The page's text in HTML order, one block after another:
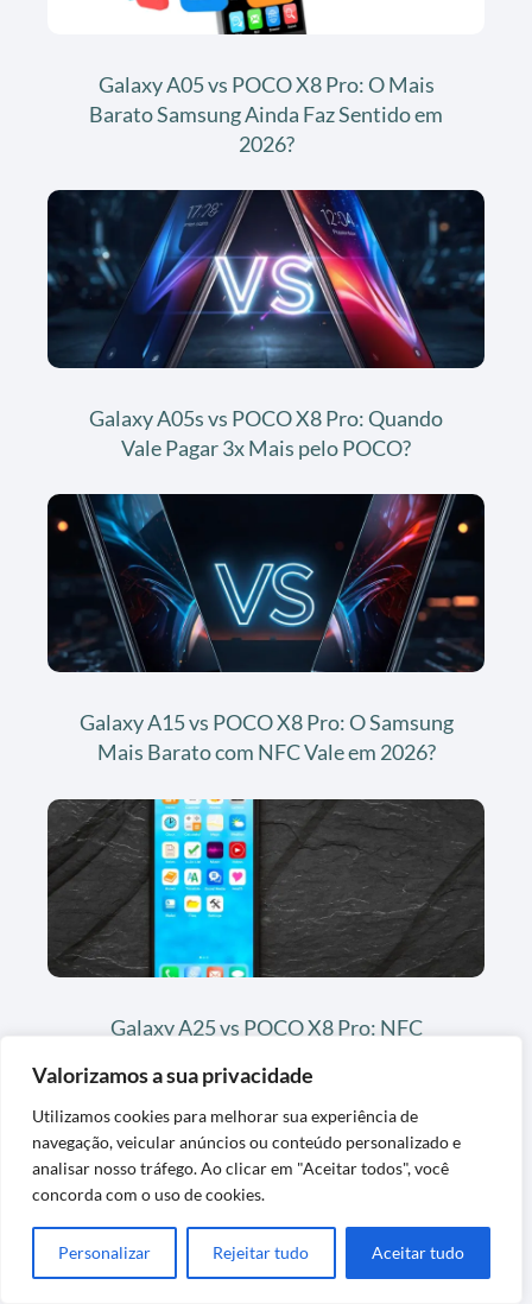
Valorizamos a sua privacidade
Utilizamos cookies para melhorar sua experiência de
navegação, veicular anúncios ou conteúdo personalizado e
analisar nosso tráfego. Ao clicar em "Aceitar todos", você
concorda com o uso de cookies.
Personalizar Rejeitar tudo Aceitar tudo
Galaxy A05 vs POCO X8 Pro: O Mais
Barato Samsung Ainda Faz Sentido em
2026?
Galaxy A05s vs POCO X8 Pro: Quando
Vale Pagar 3x Mais pelo POCO?
Galaxy A15 vs POCO X8 Pro: O Samsung
Mais Barato com NFC Vale em 2026?
Galaxy A25 vs POCO X8 Pro: NFC
Completo?
Últimas Postagens